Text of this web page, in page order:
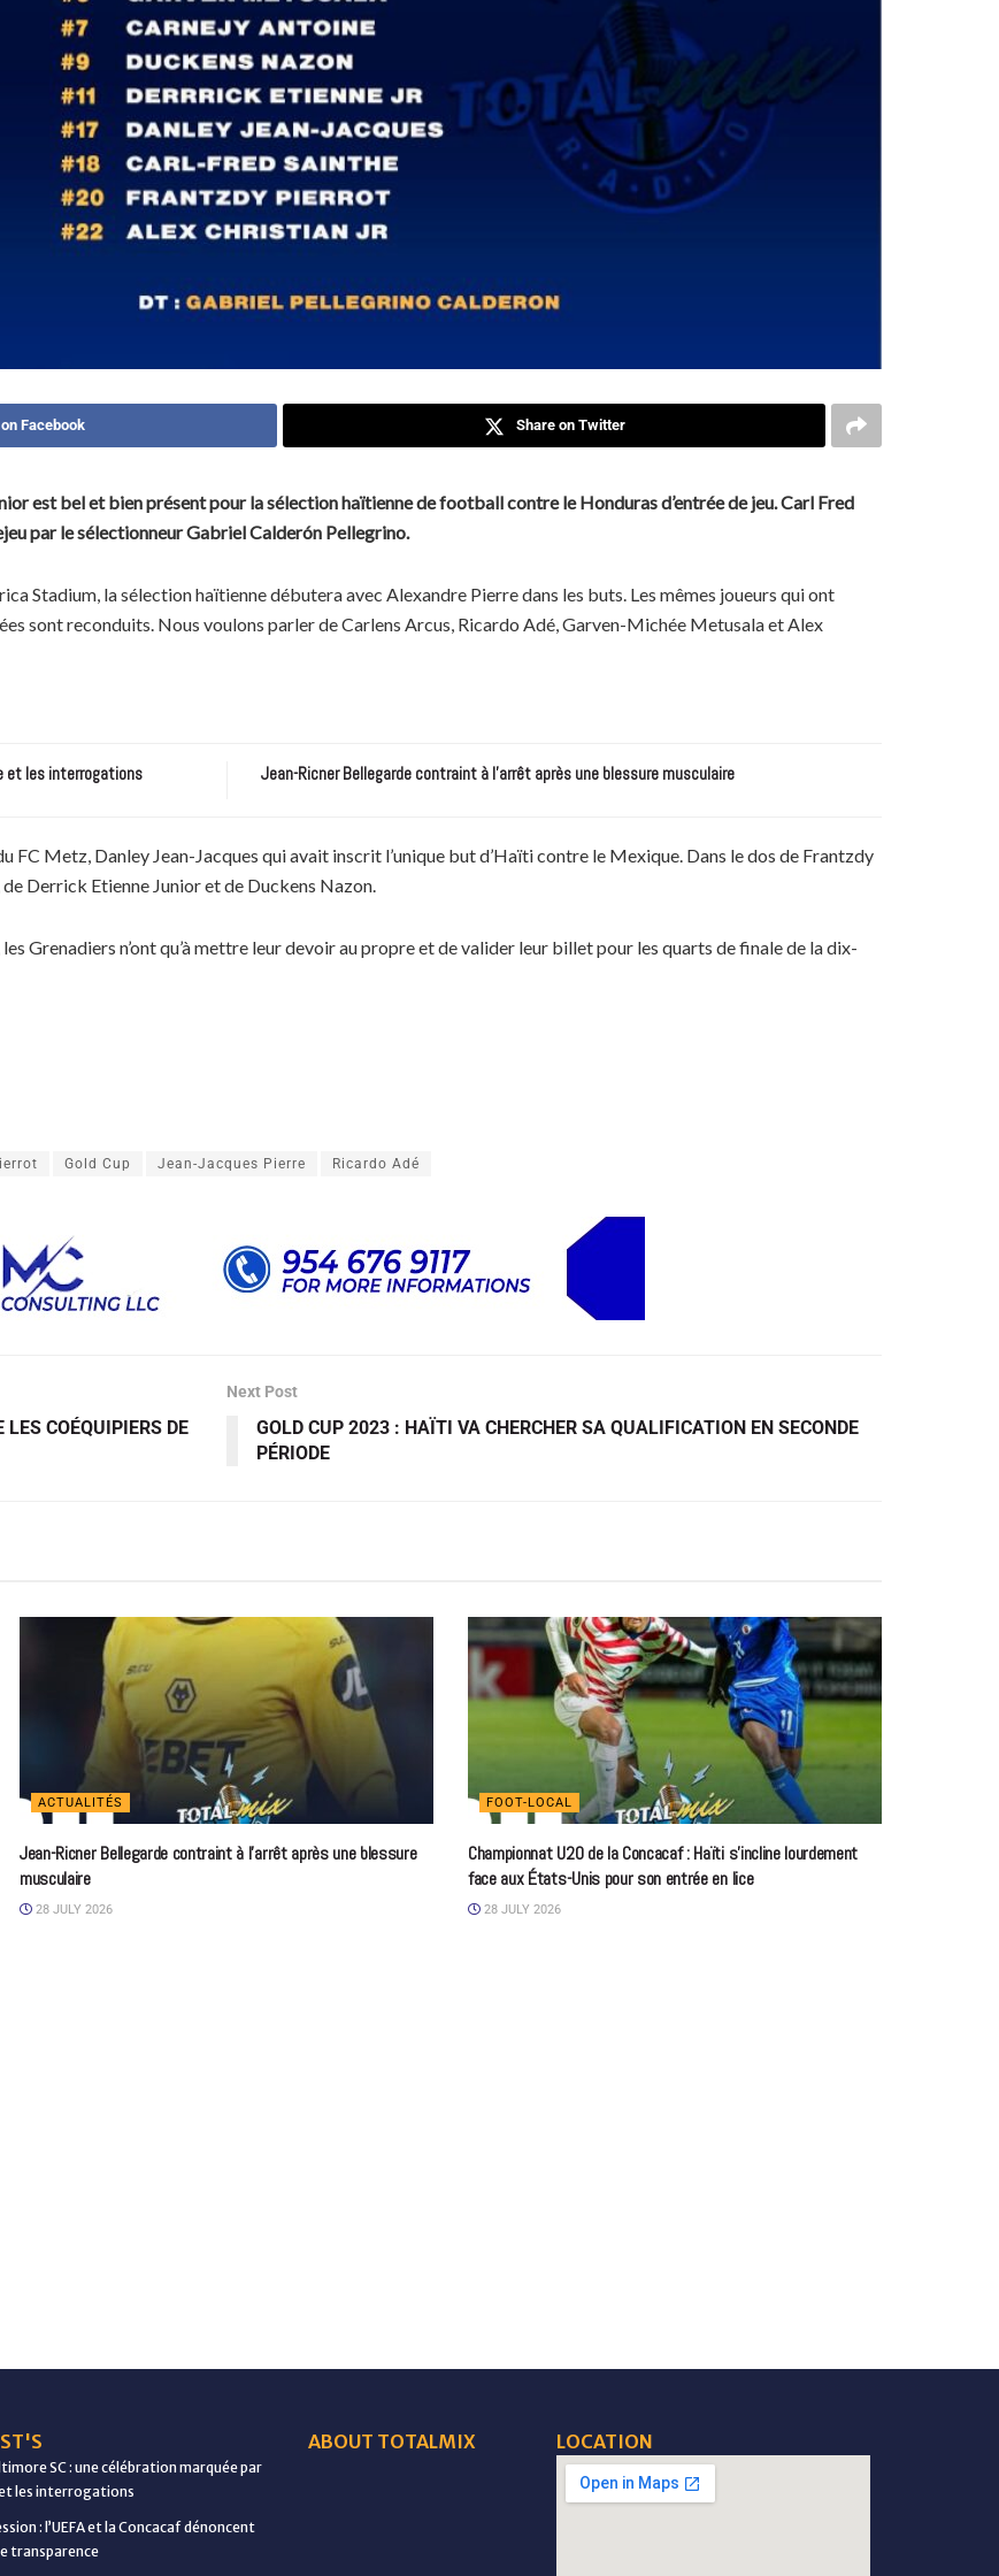
Facebook Share on Twitter
est bel et bien présent pour la sélection haïtienne de football contre le Honduras d’entrée de jeu. Carl Fred
par le sélectionneur Gabriel Calderón Pellegrino.
Stadium, la sélection haïtienne débutera avec Alexandre Pierre dans les buts. Les mêmes joueurs qui ont
sont reconduits. Nous voulons parler de Carlens Arcus, Ricardo Adé, Garven-Michée Metusala et Alex
et les interrogations Jean-Ricner Bellegarde contraint à l’arrêt après une blessure musculaire
FC Metz, Danley Jean-Jacques qui avait inscrit l’unique but d’Haïti contre le Mexique. Dans le dos de Frantzdy
Derrick Etienne Junior et de Duckens Nazon.
Grenadiers n’ont qu’à mettre leur devoir au propre et de valider leur billet pour les quarts de finale de la dix-
Gold Cup Jean-Jacques Pierre Ricardo Adé
LES COÉQUIPIERS DE
Next Post
GOLD CUP 2023 : HAÏTI VA CHERCHER SA QUALIFICATION EN SECONDE
PÉRIODE
ACTUALITÉS
Jean-Ricner Bellegarde contraint à l’arrêt après une blessure
musculaire
28 JULY 2026
FOOT-LOCAL
Championnat U20 de la Concacaf : Haïti s’incline lourdement
face aux États-Unis pour son entrée en lice
28 JULY 2026
SC : une célébration marquée par
les interrogations
: l’UEFA et la Concacaf dénoncent
transparence
ABOUT TOTALMIX LOCATION